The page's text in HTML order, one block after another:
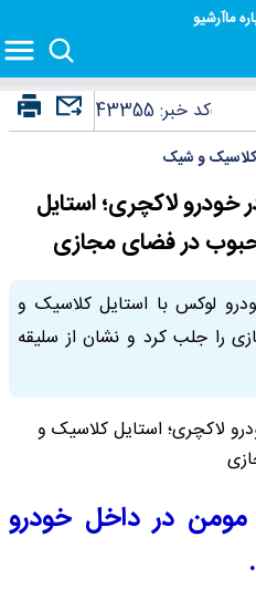
ماآرشیو
کد خبر:43355
کلاسیک و شیک
لاکچری؛ استایل
در فضای مجازی
لوکس با استایل کلاسیک و
را جلب کرد و نشان از سلیقه
مومن در داخل خودرو